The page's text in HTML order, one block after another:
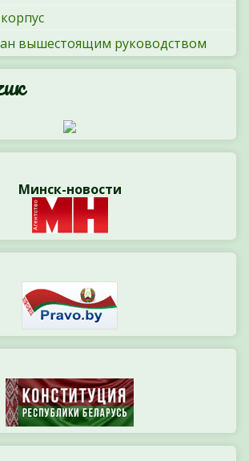
вышестоящим руководством
Минск-новости